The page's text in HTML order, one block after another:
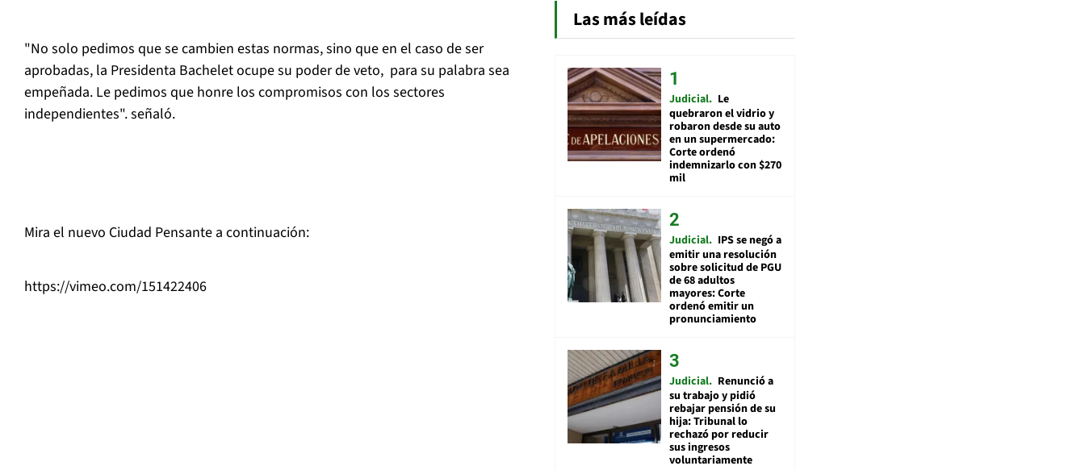
"No solo pedimos que se cambien estas normas, sino que en el caso de ser
aprobadas, la Presidenta Bachelet ocupe su poder de veto, para su palabra sea
empeñada. Le pedimos que honre los compromisos con los sectores
independientes". señaló.
Mira el nuevo Ciudad Pensante a continuación:
https://vimeo.com/151422406
Las más leídas
Judicial Le
quebraron el vidrio y
robaron desde su auto
en un supermercado:
Corte ordenó
indemnizarlo con $270
mil
Judicial IPS se negó a
emitir una resolución
sobre solicitud de PGU
de 68 adultos
mayores: Corte
ordenó emitir un
pronunciamiento
Judicial Renunció a
su trabajo y pidió
rebajar pensión de su
hija: Tribunal lo
rechazó por reducir
sus ingresos
voluntariamente